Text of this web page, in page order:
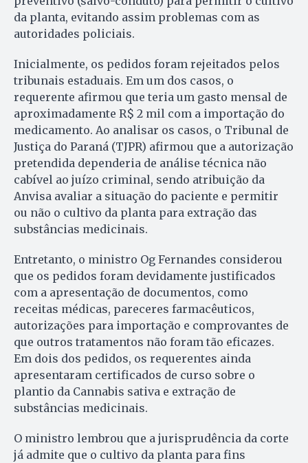
da planta, evitando assim problemas com as
autoridades policiais.
Inicialmente, os pedidos foram rejeitados pelos
tribunais estaduais. Em um dos casos, o
requerente afirmou que teria um gasto mensal de
aproximadamente R$ 2 mil com a importação do
medicamento. Ao analisar os casos, o Tribunal de
Justiça do Paraná (TJPR) afirmou que a autorização
pretendida dependeria de análise técnica não
cabível ao juízo criminal, sendo atribuição da
Anvisa avaliar a situação do paciente e permitir
ou não o cultivo da planta para extração das
substâncias medicinais.
Entretanto, o ministro Og Fernandes considerou
que os pedidos foram devidamente justificados
com a apresentação de documentos, como
receitas médicas, pareceres farmacêuticos,
autorizações para importação e comprovantes de
que outros tratamentos não foram tão eficazes.
Em dois dos pedidos, os requerentes ainda
apresentaram certificados de curso sobre o
plantio da Cannabis sativa e extração de
substâncias medicinais.
O ministro lembrou que a jurisprudência da corte
já admite que o cultivo da planta para fins